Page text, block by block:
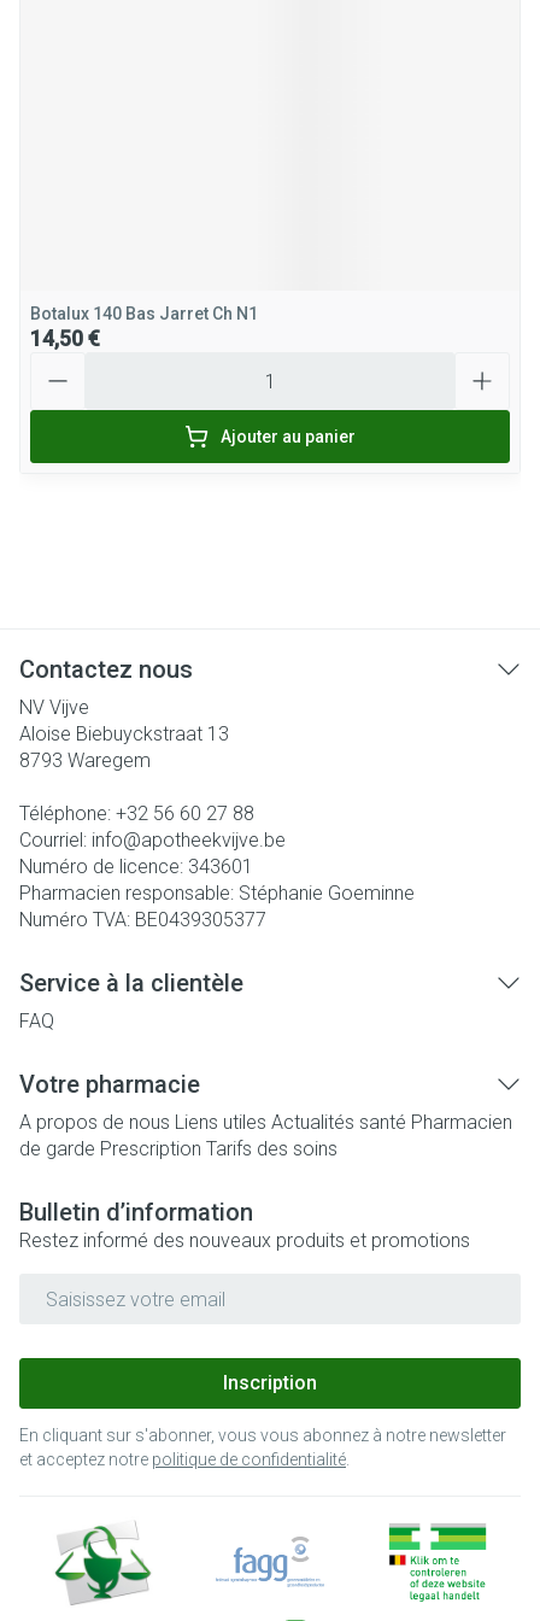
Botalux 140 Bas Jarret Ch N1
14,50 €
Ajouter au panier
Contactez nous
NV Vijve
Aloise Biebuyckstraat 13
8793 Waregem
Téléphone: +32 56 60 27 88
Courriel: info@apotheekvijve.be
Numéro de licence: 343601
Pharmacien responsable: Stéphanie Goeminne
Numéro TVA: BE0439305377
Service à la clientèle
FAQ
Votre pharmacie
A propos de nous Liens utiles Actualités santé Pharmacien
de garde Prescription Tarifs des soins
Bulletin d’information
Restez informé des nouveaux produits et promotions
Inscription
En cliquant sur s'abonner, vous vous abonnez à notre newsletter
et acceptez notre politique de confidentialité